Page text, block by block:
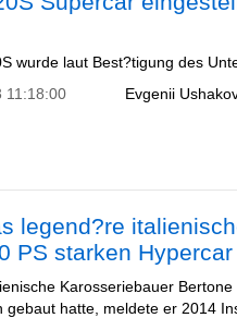
wurde laut Best?tigung des
Evgenii
11:18:00
legend?re
PS starken
Karosseriebauer
gebaut hatte, meldete er 2014